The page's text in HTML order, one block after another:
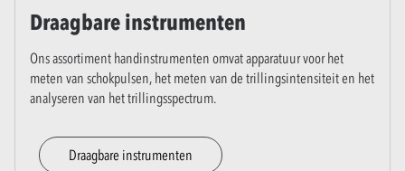
Draagbare instrumenten
Ons assortiment handinstrumenten omvat apparatuur voor het
meten van schokpulsen, het meten van de trillingsintensiteit en het
analyseren van het trillingsspectrum.
Draagbare instrumenten